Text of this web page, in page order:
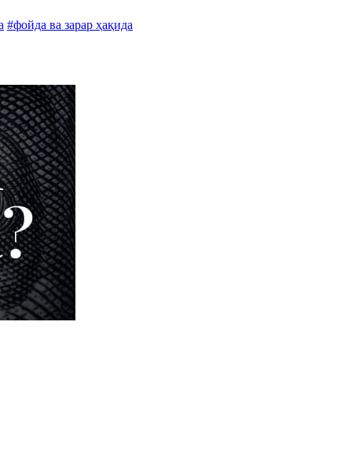
#фойда ва зарар ҳақида